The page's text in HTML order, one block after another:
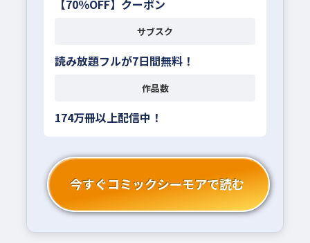
【70％OFF】クーポン
サブスク
読み放題フルが7日間無料！
作品数
174万冊以上配信中！
今すぐコミックシーモアで読む